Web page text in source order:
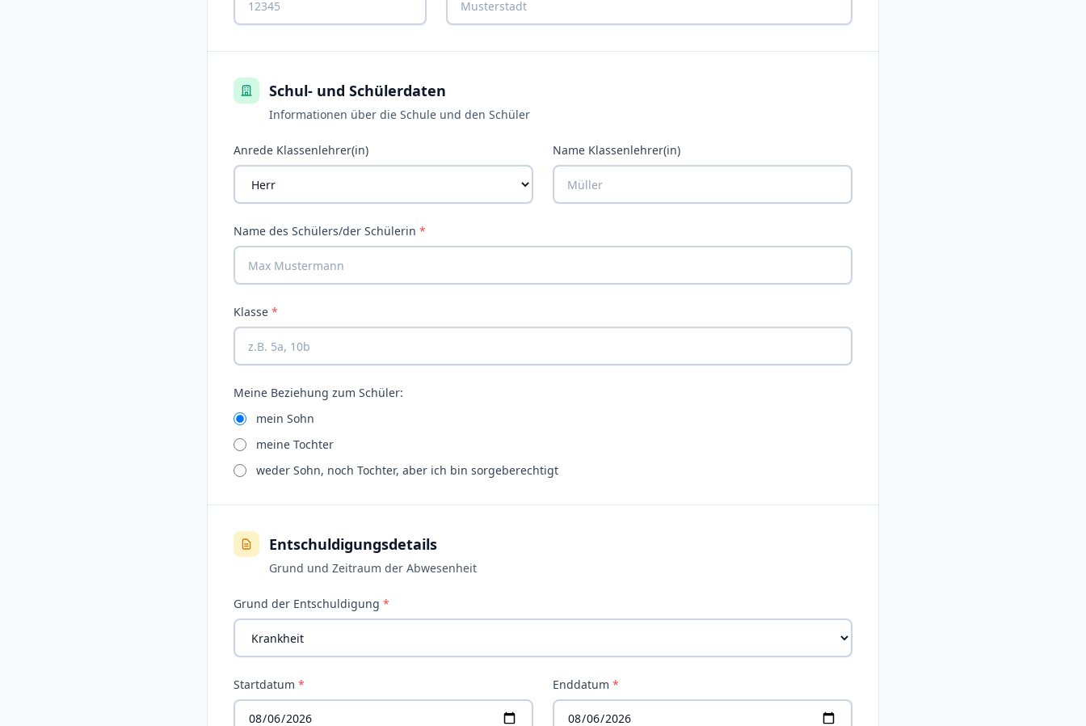
Schul- und Schülerdaten
Informationen über die Schule und den Schüler
Anrede Klassenlehrer(in) Name Klassenlehrer(in)
Name des Schülers/der Schülerin *
Klasse *
Meine Beziehung zum Schüler:
mein Sohn
meine Tochter
weder Sohn, noch Tochter, aber ich bin sorgeberechtigt
Entschuldigungsdetails
Grund und Zeitraum der Abwesenheit
Grund der Entschuldigung *
Startdatum * Enddatum *